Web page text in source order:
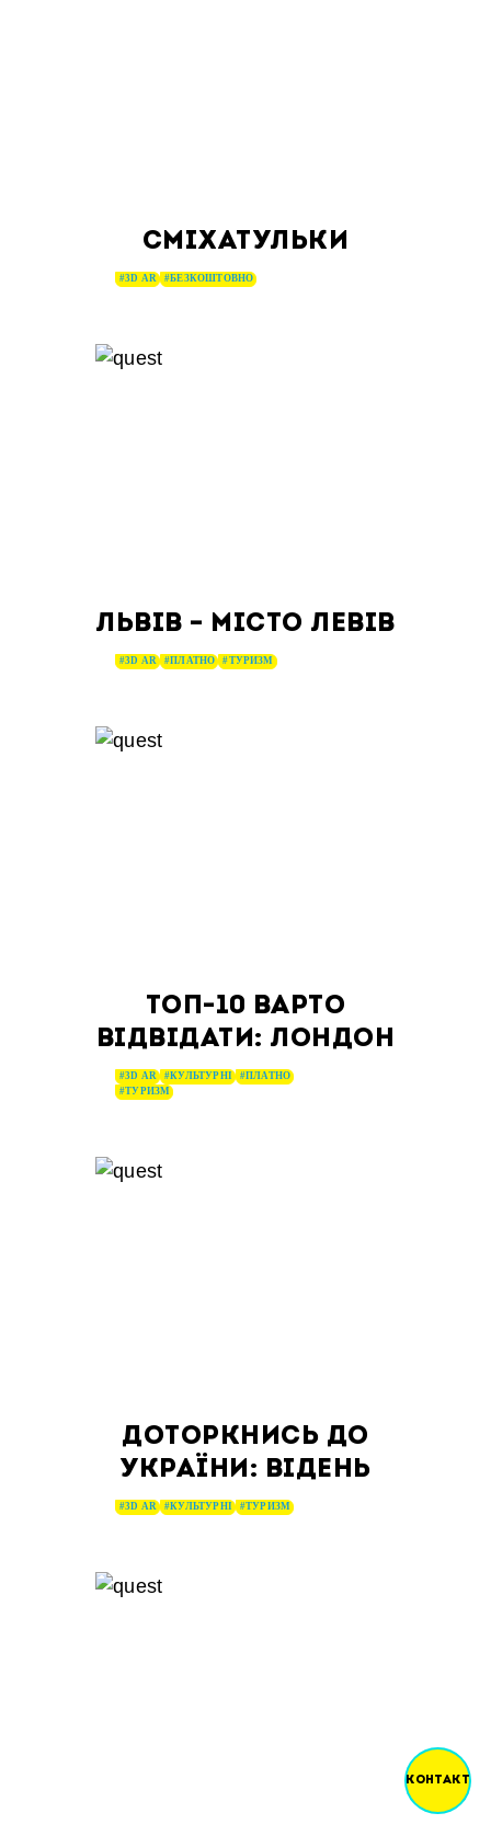
СМІХАТУЛЬКИ
#3D AR #БЕЗКОШТОВНО
ЛЬВІВ – МІСТО ЛЕВІВ
#3D AR #ПЛАТНО #ТУРИЗМ
ТОП-10 ВАРТО
ВІДВІДАТИ: ЛОНДОН
#3D AR #КУЛЬТУРНІ
#ПЛАТНО
#ТУРИЗМ
ДОТОРКНИСЬ ДО
УКРАЇНИ: ВІДЕНЬ
#3D AR #КУЛЬТУРНІ #ТУРИЗМ
КОНТАКТ